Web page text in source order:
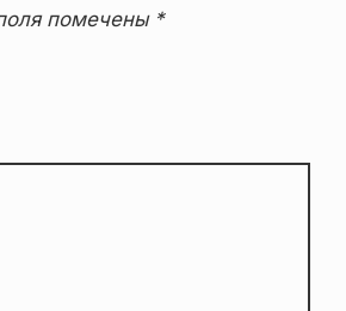
помечены *